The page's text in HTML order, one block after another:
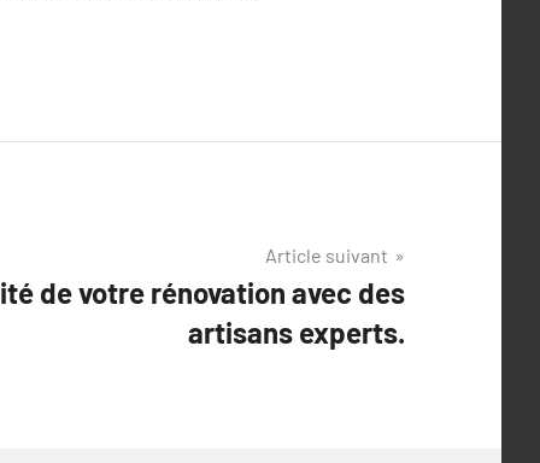
Article suivant
de votre rénovation avec des
artisans experts.